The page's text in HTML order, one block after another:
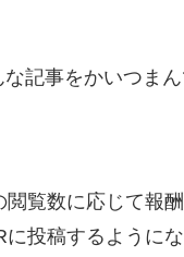
記事をかいつま
覧数に応じて報
投稿するようにな